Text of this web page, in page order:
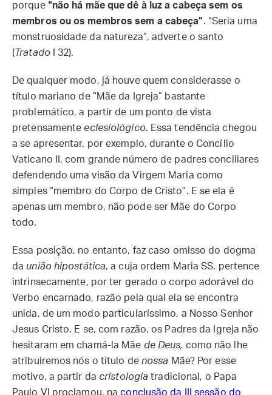
porque“não há mãe que dê à luz a cabeça sem os
membros ou os membros sem a cabeça”. “Seria uma
monstruosidade da natureza”, adverte o santo
(TratadoI 32).
De qualquer modo, já houve quem considerasse o
título mariano de “Mãe da Igreja” bastante
problemático, a partir de um ponto de vista
pretensamente eclesiológico. Essa tendência chegou
a se apresentar, por exemplo, durante o Concílio
Vaticano II, com grande número de padres conciliares
defendendo uma visão da Virgem Maria como
simples “membro do Corpo de Cristo”. E se ela é
apenas um membro, não pode ser Mãe do Corpo
todo.
Essa posição, no entanto, faz caso omisso do dogma
da união hipostática, a cuja ordem Maria SS. pertence
intrinsecamente, por ter gerado o corpo adorável do
Verbo encarnado, razão pela qual ela se encontra
unida, de um modo particularíssimo, a Nosso Senhor
Jesus Cristo. E se, com razão, os Padres da Igreja não
hesitaram em chamá-la Mãe de Deus, como não lhe
atribuiremos nós o título de nossa Mãe? Por esse
motivo, a partir da cristologiatradicional, o Papa
Paulo VI proclamou, naconclusão da III sessão do